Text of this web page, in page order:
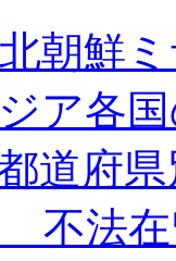
朝鮮
ア各
道府
法在